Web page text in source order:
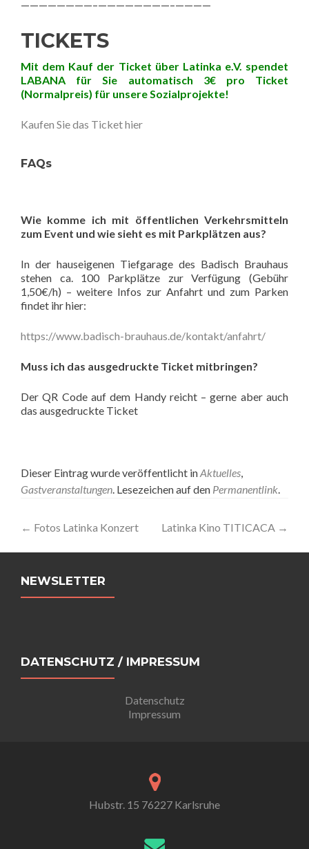
————————–————————–————
TICKETS
Mit dem Kauf der Ticket über Latinka e.V. spendet
LABANA für Sie automatisch 3€ pro Ticket
(Normalpreis) für unsere Sozialprojekte!
Kaufen Sie das Ticket hier
FAQs
Wie komme ich mit öffentlichen Verkehrsmitteln
zum Event und wie sieht es mit Parkplätzen aus?
In der hauseigenen Tiefgarage des Badisch Brauhaus
stehen ca. 100 Parkplätze zur Verfügung (Gebühr
1,50€/h) – weitere Infos zur Anfahrt und zum Parken
findet ihr hier:
https://www.badisch-brauhaus.de/kontakt/anfahrt/
Muss ich das ausgedruckte Ticket mitbringen?
Der QR Code auf dem Handy reicht – gerne aber auch
das ausgedruckte Ticket
Dieser Eintrag wurde veröffentlicht inAktuelles,
Gastveranstaltungen. Lesezeichen auf den Permanentlink.
Artikel-
Navigation
← Fotos Latinka Konzert Latinka Kino TITICACA →
NEWSLETTER
DATENSCHUTZ / IMPRESSUM
Datenschutz
Impressum
Hubstr. 15 76227 Karlsruhe